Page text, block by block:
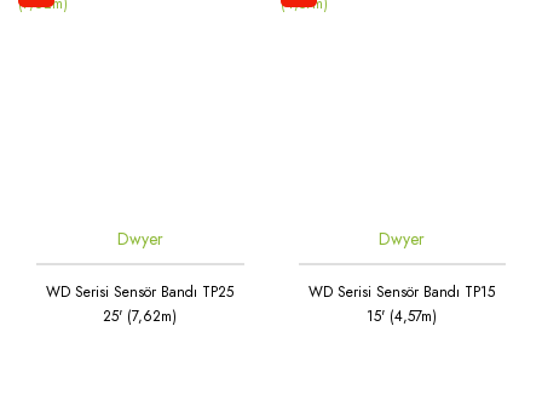
Dwyer
WD Serisi Sensör Bandı TP25
25' (7,62m)
Dwyer
WD Serisi Sensör Bandı TP15
15' (4,57m)